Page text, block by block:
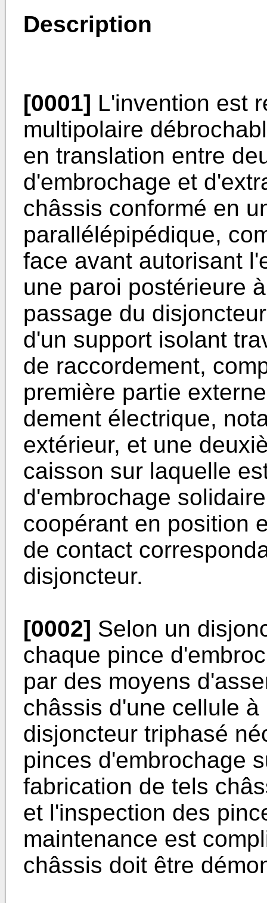
Description
[0001] L'invention est
multipolaire
en translation entre
d'embrochage et
châssis conformé en
parallélépipédique,
face avant autorisant
une paroi postérieure
passage du
d'un support isolant
de raccordement,
première partie
dement électrique,
extérieur, et une
caisson sur laquelle
d'embrochage
coopérant en position
de contact
disjoncteur.
[0002] Selon un
chaque pince
par des moyens
châssis d'une cellule
disjoncteur triphasé
pinces d'embrochage
fabrication de tels
et l'inspection des
maintenance est
châssis doit être